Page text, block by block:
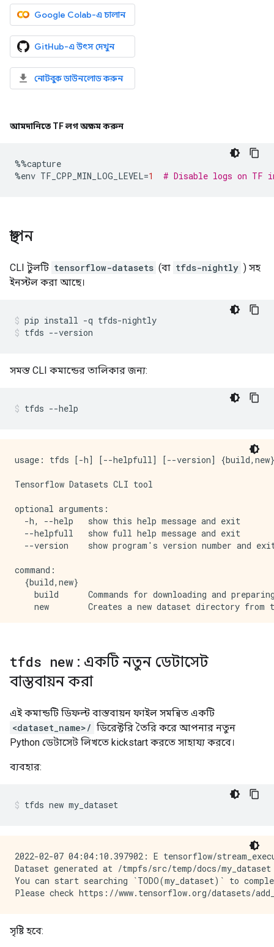
Google Colab-এ চালান
GitHub-এ উৎস দেখুন
নোটবুক ডাউনলোড করুন
আমদানিতে TF লগ অক্ষম করুন
%%capture
%env TF_CPP_MIN_LOG_LEVEL=1 # Disable logs on TF
স্থাপন
CLI টুলটি tensorflow-datasets (বা tfds-nightly ) সহ
ইনস্টল করা আছে।
pip install -q tfds-nightly
tfds --version
সমস্ত CLI কমান্ডের তালিকার জন্য:
tfds --help
usage: tfds [-h] [--helpfull] [--version]
Tensorflow Datasets CLI tool
optional arguments:
  -h, --help   show this help message and exit
  --helpfull   show full help message and exit
--version    show program's version number and
command:
  {build,new}
build      Commands for downloading and
tfds new : একটি নতুন ডেটাসেট
বাস্তবায়ন করা
এই কমান্ডটি ডিফল্ট বাস্তবায়ন ফাইল সমন্বিত একটি
<dataset_name>/ ডিরেক্টরি তৈরি করে আপনার নতুন
Python ডেটাসেট লিখতে kickstart করতে সাহায্য করবে।
ব্যবহার:
tfds new my_dataset
2022-02-07 04:04:10.397902: E tensorflow/
Dataset generated at /tmpfs/src/temp/docs/my_dataset
You can start searching `TODO(my_dataset)` to
সৃষ্টি হবে: